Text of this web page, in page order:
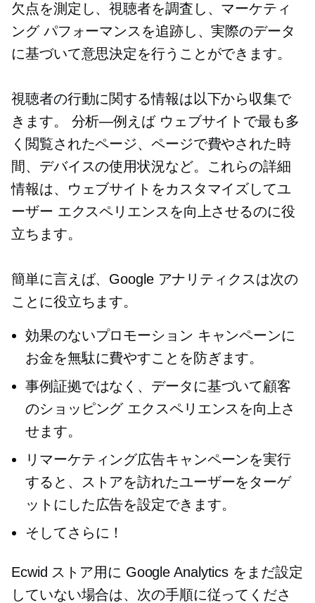
欠点を測定し、視聴者を調査し、マーケティ
ング パフォーマンスを追跡し、実際のデータ
に基づいて意思決定を行うことができます。
視聴者の行動に関する情報は以下から収集で
きます。 分析—例えばウェブサイトで最も多
く閲覧されたページ、ページで費やされた時
間、デバイスの使用状況など。これらの詳細
情報は、ウェブサイトをカスタマイズしてユ
ーザー エクスペリエンスを向上させるのに役
立ちます。
簡単に言えば、Google アナリティクスは次の
ことに役立ちます。
効果のないプロモーション キャンペーンに
お金を無駄に費やすことを防ぎます。
事例証拠ではなく、データに基づいて顧客
のショッピング エクスペリエンスを向上さ
せます。
リマーケティング広告キャンペーンを実行
すると、ストアを訪れたユーザーをターゲ
ットにした広告を設定できます。
そしてさらに！
Ecwid ストア用に Google Analytics をまだ設定
していない場合は、次の手順に従ってくださ